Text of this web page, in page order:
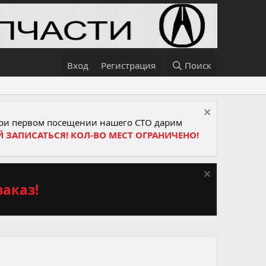
Вход Регистрация Поиск
первом посещении нашего СТО дарим
ЗАПИСАТЬСЯ! КОЛ-ВО МЕСТ ОГРАНИЧЕНО!